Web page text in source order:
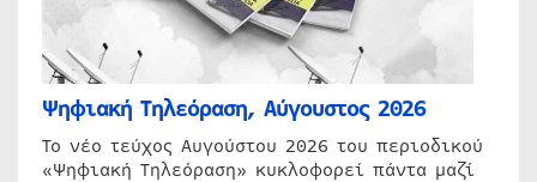
Ψηφιακή Τηλεόραση, Αύγουστος 2026
Το νέο τεύχος Αυγούστου 2026 του περιοδικού
«Ψηφιακή Τηλεόραση» κυκλοφορεί πάντα μαζί